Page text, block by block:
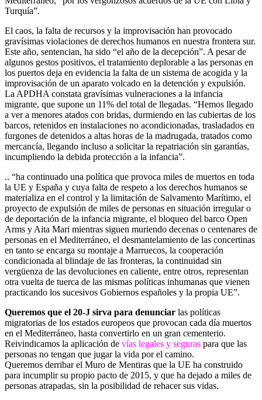
Turquía”.
El caos, la falta de recursos y la improvisación han provocado
gravísimas violaciones de derechos humanos en nuestra frontera sur.
Este año, sentencian, ha sido “el año de la decepción”. A pesar de
algunos gestos positivos, el tratamiento deplorable a las personas en
los puertos deja en evidencia la falta de un sistema de acogida y la
improvisación de un aparato volcado en la detención y expulsión.
La APDHA constata gravísimas vulneraciones a la infancia
migrante, que supone un 11% del total de llegadas. “Hemos llegado
a ver a menores atados con bridas, durmiendo en las cubiertas de los
barcos, retenidos en instalaciones no acondicionadas, trasladados en
furgones de detenidos a altas horas de la madrugada, tratados como
mercancía, llegando incluso a solicitar la repatriación sin garantías,
incumpliendo la debida protección a la infancia”.
.. “ha continuado una política que provoca miles de muertos en toda
la UE y España y cuya falta de respeto a los derechos humanos se
materializa en el control y la limitación de Salvamento Marítimo, el
proyecto de expulsión de miles de personas en situación irregular o
de deportación de la infancia migrante, el bloqueo del barco Open
Arms y Aita Mari mientras siguen muriendo decenas o centenares de
personas en el Mediterráneo, el desmantelamiento de las concertinas
en tanto se encarga su montaje a Marruecos, la cooperación
condicionada al blindaje de las fronteras, la continuidad sin
vergüenza de las devoluciones en caliente, entre otros, representan
otra vuelta de tuerca de las mismas políticas inhumanas que vienen
practicando los sucesivos Gobiernos españoles y la propia UE”.
Queremos que el 20-J sirva para denunciar las políticas
migratorias de los estados europeos que provocan cada día muertos
en el Mediterráneo, hasta convertirlo en un gran cementerio.
Reivindicamos la aplicación de vías legales y seguras para que las
personas no tengan que jugar la vida por el camino.
Queremos derribar el Muro de Mentiras que la UE ha construido
para incumplir su propio pacto de 2015, y que ha dejado a miles de
personas atrapadas, sin la posibilidad de rehacer sus vidas.